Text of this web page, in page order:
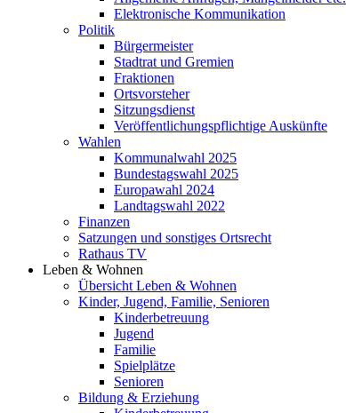
Elektronische Kommunikation
Politik
Bürgermeister
Stadtrat und Gremien
Fraktionen
Ortsvorsteher
Sitzungsdienst
Veröffentlichungspflichtige Auskünfte
Wahlen
Kommunalwahl 2025
Bundestagswahl 2025
Europawahl 2024
Landtagswahl 2022
Finanzen
Satzungen und sonstiges Ortsrecht
Rathaus TV
Leben & Wohnen
Übersicht Leben & Wohnen
Kinder, Jugend, Familie, Senioren
Kinderbetreuung
Jugend
Familie
Spielplätze
Senioren
Bildung & Erziehung